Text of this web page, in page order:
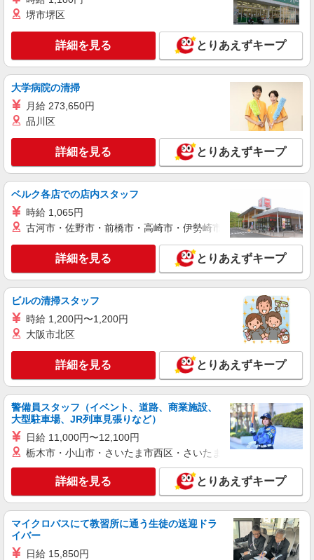
時給1600円〜 ※別途インセンティブ、職能評
価制度あり ※残業代支給 ★交通費別途支給（規定
あり） ゜+゜・。○。・゜+゜・。○。・゜+゜ 入
社祝い金10万円支給(規定有) お友達を紹介頂くと,
インセンティブ支給(規定有) ★月2回払い・週払い
可能（規程有）★ ゜・。○。・゜+゜・。○。・゜
岐阜県本巣市の家電量販店
キープ 詳細を見る
正社員
株式会社シエロ
【ソフトバンク】の店舗スタッフ
給与 大卒・院卒：月給210000円〜350000
円 短大・専門卒：月給205000円〜350000
円 高卒：月給200000円〜350000
当、資格手当） ※個人実績に応じて報奨金・イン
センティブあり ※経験・能力・年齢を考慮して金
額を決定致します。 ＜補足事項＞ ・資格手当・役
割手当・地域手当（規定に応じて支給） ★交通費
別途支給（規定あり） ゜+゜・。○。・゜+゜ 入社
祝い金10万円支給(規定有) お友達を紹介頂くと, イ
ンセンティブ支給(規定有) ゜・。○。・゜+゜・。
キープ 詳細を見る
株式会社シエロ
【Y!mobile】人気機種に詳しくなれる携帯販
月給207900円〜260200円（経験・能力によ
る） 資格手当（1〜6万円）賞与年2回（6月・12
月・実績最高5.4カ月分） 未経験から入社半年で
年収400万円以上への昇給実績あり ※残業代支給
★交通費別途支給（規定あり） ゜+゜・。○。・゜
+゜・。○。・゜+゜ 入社祝い金10万円支給(規定
有) お友達を紹介頂くと, インセンティブ支給(規定
有) ゜・。○。・゜+゜・。○。・゜+゜
岐阜県本巣市のY!mobileショップ
キープ 詳細を見る
派遣社員
株式会社シエロ
携帯販売スタッフ【au】
月給273200円〜 ※残業手当別途支給 ※研修期
間6か月・時給1550円〜 ★交通費別途支給（規定
あり） ゜+゜・。○。・゜+゜・。○。・゜+゜ 入
社祝い金10万円支給(規定有) お友達を紹介頂くと,
インセンティブ支給(規定有) ゜・。○。・゜
+゜・。○。・゜+゜
岐阜県本巣市の家電量販店
キープ 詳細を見る
派遣社員
株式会社シエロ
堺市堺区
詳細を見る とりあえずキープ
大学病院の清掃
月給 273,650円
品川区
詳細を見る とりあえずキープ
ベルク各店での店内スタッフ
時給 1,065円
古河市・佐野市・前橋市・高崎市・伊勢崎市・太田市・館林市
詳細を見る とりあえずキープ
ビルの清掃スタッフ
時給 1,200円〜1,200円
大阪市北区
詳細を見る とりあえずキープ
警備員スタッフ（イベント、道路、商業施設、
大型駐車場、JR列車見張りなど）
日給 11,000円〜12,100円
栃木市・小山市・さいたま市西区・さいたま市岩槻区・久喜市・
詳細を見る とりあえずキープ
マイクロバスにて教習所に通う生徒の送迎ドラ
イバー
日給 15,850円